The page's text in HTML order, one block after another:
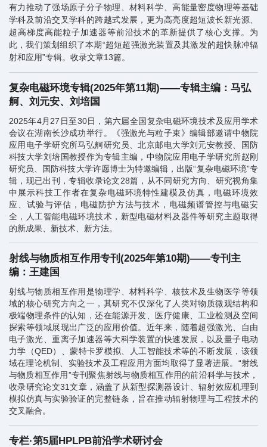
有力推动了强场原子分子物理、材料科学、高能量密度物理等基础
学科及前沿交叉学科的跨越式发展，更为高亮度超短波长新光源、
超高梯度高能粒子加速器等前沿技术的革新提供了核心支撑。为
此，我们策划组织了本期“超短超强激光装置及其激发的超快脉冲辐
射和应用”专辑。收录文章13篇。
复杂电磁环境专辑(2025年第11期)——专辑主编：马弘
舸、刘元安、刘培国
2025年4月27日至30日，第六届全国复杂电磁环境技术及应用学术
会议在湖南长沙成功举行。《强激光与粒子束》编辑部邀请中物院
应用电子学研究所马弘舸研究员、北京邮电大学刘元安教授、国防
科技大学刘培国教授作为专辑主编，中物院应用电子学研究所赵刚
研究员、国防科技大学许愿博士为特邀编辑，出版“复杂电磁环境”专
辑，现已出刊，专辑收录论文28篇，从不同研究方向、研究视角集
中展示科技工作者在复杂电磁环境特性建模及仿真，电磁环境效
应、试验与评估，电磁防护方法与技术，电磁频谱管控与电磁安
全，人工智能电磁环境技术，新型电磁材料及器件等研究主题取得
的新成果、新技术、新方法。
射线与物质相互作用专刊(2025年第10期)——专刊主
编：王建国
射线与物质相互作用是物理学、材料科学、核技术及生物医学等领
域的核心研究方向之一，其研究不仅深化了人类对物质微观结构和
极端物理条件的认知，还在能源开发、医疗健康、工业检测及空间
探索等领域展现出广泛的应用价值。近年来，随着超强激光、自由
电子激光、重离子加速器等大科学装置的快速发展，以及量子电动
力学（QED）、蒙特卡罗模拟、人工智能技术等的不断发展，该领
域在理论机制、实验技术及工程应用方面均取得了显著进展。“射线
与物质相互作用”专刊聚焦射线与物质相互作用的前沿科学与技术，
收录研究论文31文章，涵盖了从新型探测器设计、辐射效应机理到
模拟仿真与实验验证的完整链条，旨在推动辐射物理与工程技术的
交叉融合。
专栏·第5届HPLPB前沿学术研讨会